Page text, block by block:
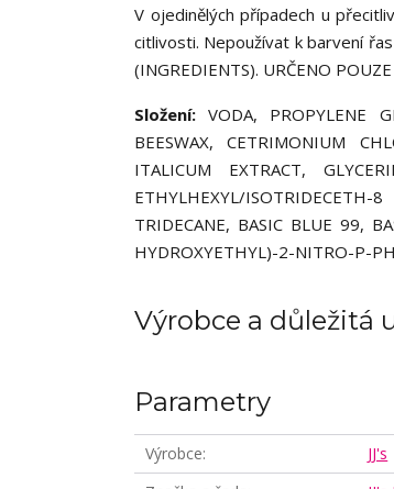
V ojedinělých případech u
citlivosti. Nepoužívat k barvení
(INGREDIENTS). URČENO
Složení:VODA, PROPYLENE
BEESWAX, CETRIMONIUM
ITALICUM EXTRACT,
ETHYLHEXYL/
TRIDECANE, BASIC BLUE 99,
HYDROXYETHYL)-2-NITRO-P-
Výrobce a důležitá
Parametry
Výrobce
JJ's